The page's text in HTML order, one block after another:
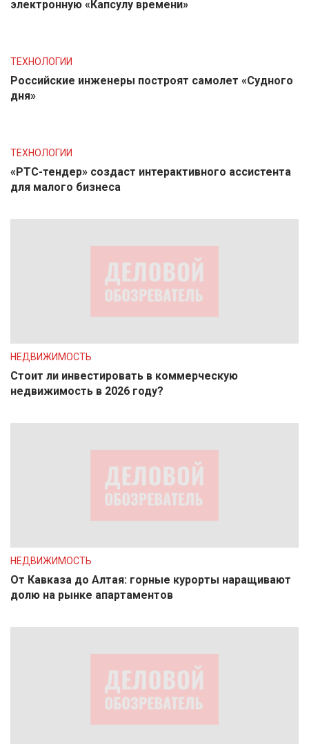
электронную «Капсулу времени»
ТЕХНОЛОГИИ
Российские инженеры построят самолет «Судного
дня»
ТЕХНОЛОГИИ
«РТС-тендер» создаст интерактивного ассистента
для малого бизнеса
НЕДВИЖИМОСТЬ
Стоит ли инвестировать в коммерческую
недвижимость в 2026 году?
НЕДВИЖИМОСТЬ
От Кавказа до Алтая: горные курорты наращивают
долю на рынке апартаментов